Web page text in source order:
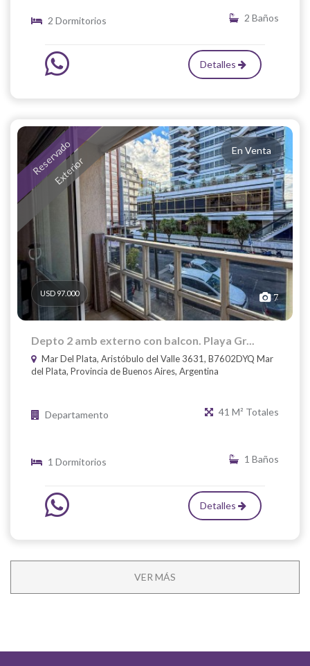
2 Dormitorios 2 Baños
Detalles
Reservado
Exterior
En Venta
USD 97.000 7
Depto 2 amb externo con balcon. Playa Gr...
Mar Del Plata, Aristóbulo del Valle 3631, B7602DYQ Mar
del Plata, Provincia de Buenos Aires, Argentina
Departamento 41 M² Totales
1 Dormitorios 1 Baños
Detalles
VER MÁS